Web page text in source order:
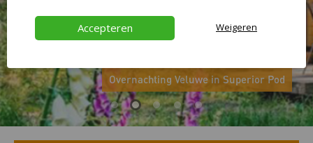
Overnachting Veluwe in Superior Pod
Korting op tickets én
hotelarrangementen!
Accepteren Weigeren